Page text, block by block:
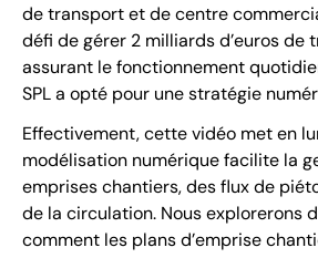
de transport et de centre
défi de gérer 2 milliards d’euros de
assurant le fonctionnement
SPL a opté pour une stratégie
Effectivement, cette vidéo met en
modélisation numérique facilite la
emprises chantiers, des flux de
de la circulation. Nous explorerons
comment les plans d’emprise